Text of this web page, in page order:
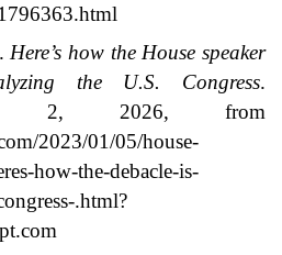
Here’s how the House speaker
the U.S. Congress.
1 2, 2026, from
2023/01/05/house-
how-the-debacle-is-
.html?